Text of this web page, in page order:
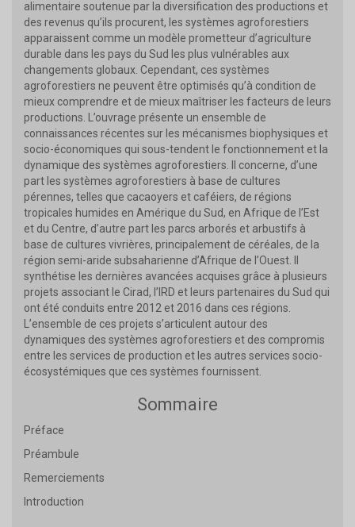
alimentaire soutenue par la diversification des productions et
des revenus qu’ils procurent, les systèmes agroforestiers
apparaissent comme un modèle prometteur d’agriculture
durable dans les pays du Sud les plus vulnérables aux
changements globaux. Cependant, ces systèmes
agroforestiers ne peuvent être optimisés qu’à condition de
mieux comprendre et de mieux maîtriser les facteurs de leurs
productions. L’ouvrage présente un ensemble de
connaissances récentes sur les mécanismes biophysiques et
socio-économiques qui sous-tendent le fonctionnement et la
dynamique des systèmes agroforestiers. Il concerne, d’une
part les systèmes agroforestiers à base de cultures
pérennes, telles que cacaoyers et caféiers, de régions
tropicales humides en Amérique du Sud, en Afrique de l’Est
et du Centre, d’autre part les parcs arborés et arbustifs à
base de cultures vivrières, principalement de céréales, de la
région semi-aride subsaharienne d’Afrique de l’Ouest. Il
synthétise les dernières avancées acquises grâce à plusieurs
projets associant le Cirad, l’IRD et leurs partenaires du Sud qui
ont été conduits entre 2012 et 2016 dans ces régions.
L’ensemble de ces projets s’articulent autour des
dynamiques des systèmes agroforestiers et des compromis
entre les services de production et les autres services socio-
écosystémiques que ces systèmes fournissent.
Sommaire
Préface
Préambule
Remerciements
Introduction